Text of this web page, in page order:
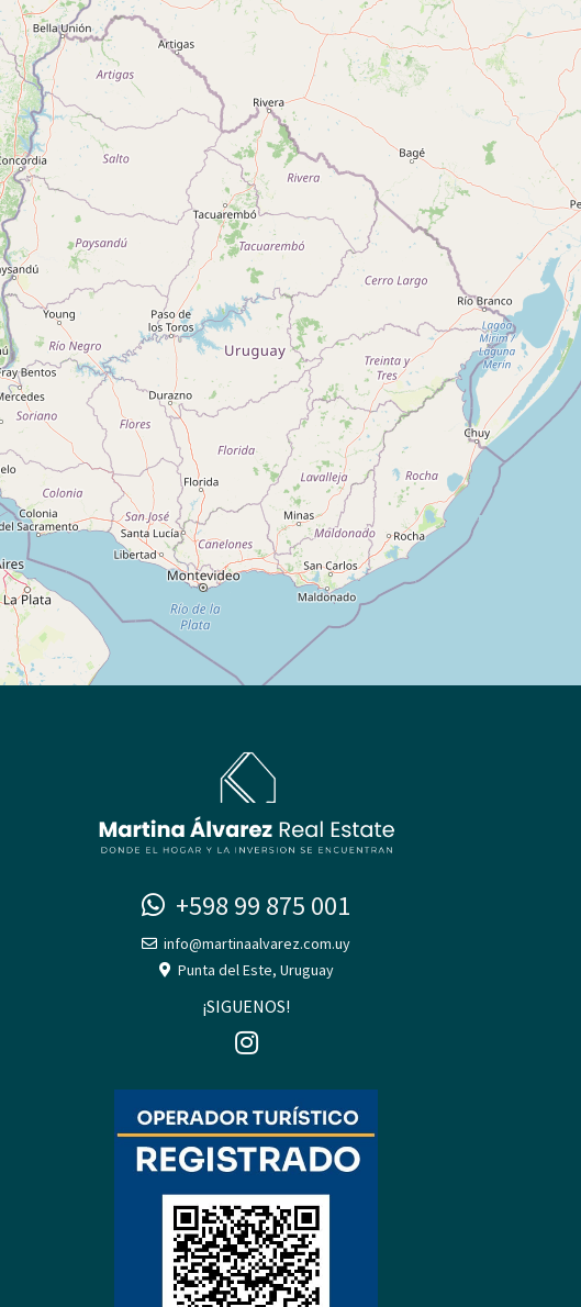
+598 99 875 001
info@martinaalvarez.com.uy
Punta del Este, Uruguay
¡SIGUENOS!